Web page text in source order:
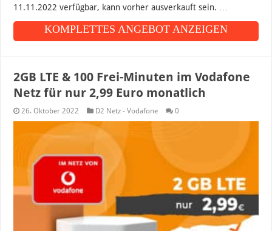
11.11.2022 verfügbar, kann vorher ausverkauft sein. …
KOMPLETTES ANGEBOT ANZEIGEN
2GB LTE & 100 Frei-Minuten im Vodafone
Netz für nur 2,99 Euro monatlich
26. Oktober 2022 D2 Netz - Vodafone 0